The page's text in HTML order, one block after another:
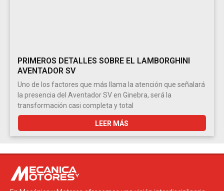
PRIMEROS DETALLES SOBRE EL LAMBORGHINI
AVENTADOR SV
Uno de los factores que más llama la atención que señalará
la presencia del Aventador SV en Ginebra, será la
transformación casi completa y total
LEER MÁS